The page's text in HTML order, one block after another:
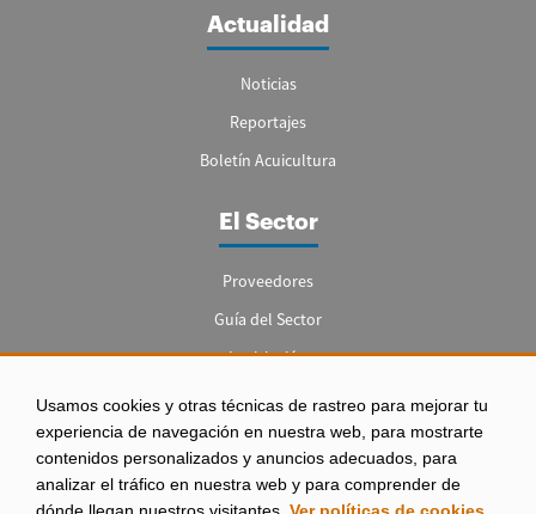
Usamos cookies y otras técnicas de rastreo para mejorar tu
experiencia de navegación en nuestra web, para mostrarte
contenidos personalizados y anuncios adecuados, para
analizar el tráfico en nuestra web y para comprender de
Actualidad
Noticias
Reportajes
Boletín Acuicultura
El Sector
Proveedores
Guía del Sector
Legislación
Empleo